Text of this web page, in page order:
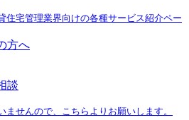
住宅管理業界向けの各種サービス紹介ペー
方へ
談
ませんので、こちらよりお願いします。